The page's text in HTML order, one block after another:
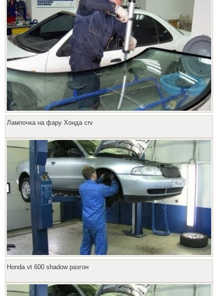
Лампочка на фару Хонда crv
Honda vt 600 shadow разгон